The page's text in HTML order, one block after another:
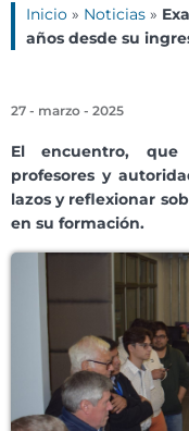
Inicio » Noticias »
años desde su
27 - marzo - 2025
El encuentro,
profesores y
lazos y reflexionar
en su formación.